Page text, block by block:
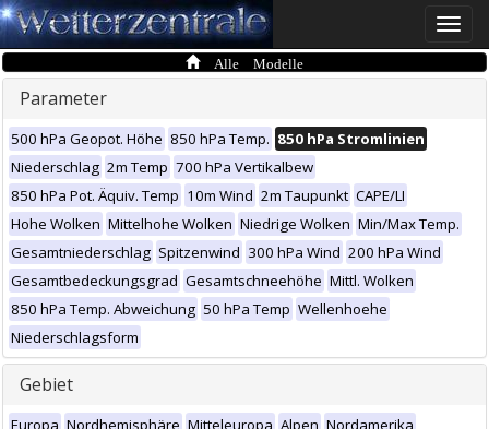
Toggle
Alle Modelle
Parameter
500 hPa Geopot. Höhe 850 hPa Temp. 850 hPa Stromlinien
Niederschlag 2m Temp 700 hPa Vertikalbew
850 hPa Pot. Äquiv. Temp 10m Wind 2m Taupunkt CAPE/LI
Hohe Wolken Mittelhohe Wolken Niedrige Wolken Min/Max Temp.
Gesamtniederschlag Spitzenwind 300 hPa Wind 200 hPa Wind
Gesamtbedeckungsgrad Gesamtschneehöhe Mittl. Wolken
850 hPa Temp. Abweichung 50 hPa Temp Wellenhoehe
Niederschlagsform
Gebiet
Europa Nordhemisphäre Mitteleuropa Alpen Nordamerika